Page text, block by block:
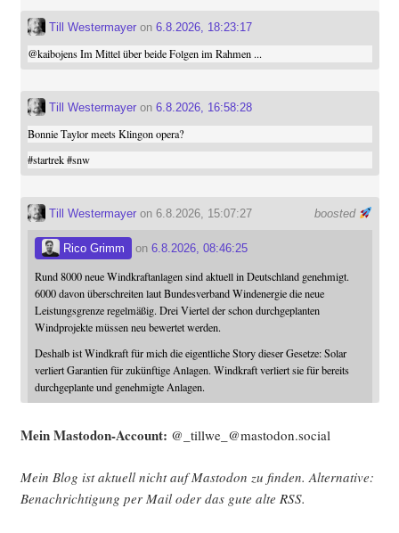
Till Westermayeron 6.8.2026, 18:23:17
@kaibojensIm Mittel über beide Folgen im Rahmen ...
Till Westermayeron 6.8.2026, 16:58:28
Bonnie Taylor meets Klingon opera?
#startrek #snw
boosted
Till Westermayeron 6.8.2026, 15:07:27
Rico Grimm on 6.8.2026, 08:46:25
Rund 8000 neue Windkraftanlagen sind aktuell in Deutschland genehmigt.
6000 davon überschreiten laut Bundesverband Windenergie die neue
Leistungsgrenze regelmäßig. Drei Viertel der schon durchgeplanten
Windprojekte müssen neu bewertet werden.
Deshalb ist Windkraft für mich die eigentliche Story dieser Gesetze: Solar
verliert Garantien für zukünftige Anlagen. Windkraft verliert sie für bereits
durchgeplante und genehmigte Anlagen.
Mein Mast­o­don-Account: @_tillwe_@mastodon.social
Mein Blog ist aktu­ell nicht auf Mast­o­don zu fin­den. Alter­na­ti­ve:
Benach­rich­ti­gung per Mail oder das gute alte RSS.